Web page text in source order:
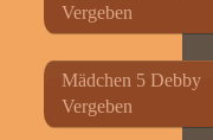
Vergeben
Mädchen 5 Debby
Vergeben